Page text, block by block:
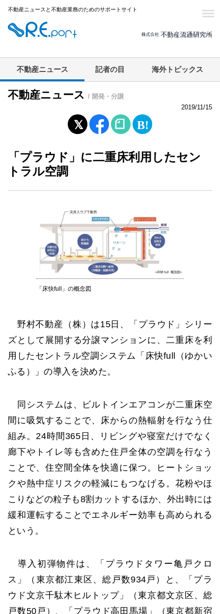
不動産ニュースと不動産業務のためのサポートサイト
不動産ニュース 記者の目 海外トピックス
不動産ニュース / 開発・分譲
2019/11/15
「プラウド」に二重床利用したセン
トラル空調
「床快full」の概念図
野村不動産（株）は15日、「プラウド」シリー
ズとして展開する分譲マンションに、二重床を利
用したセントラル空調システム「床快full（ゆかい
ふる）」の導入を決めた。
同システムは、ビルトインエアコンが二重床空
間に吸気することで、床からの熱輻射を行なう仕
組み。24時間365日、リビングや寝室だけでなく
廊下やトイレ等も含めた住戸全体の空調を行なう
ことで、住空間全体を快適に保つ。ヒートショッ
クや熱中症リスクの軽減にもつなげる。花粉やほ
こりなどの粒子も8割カットするほか、外出時には
緩和運転することでエネルギー効率も高められる
という。
導入初弾物件は、「プラウドタワー亀戸クロ
ス」（東京都江東区、総戸数934戸）と、「プラ
ウド文京千駄木ヒルトップ」（東京都文京区、総
戸数50戸）、「プラウド高田馬場」（東京都新宿